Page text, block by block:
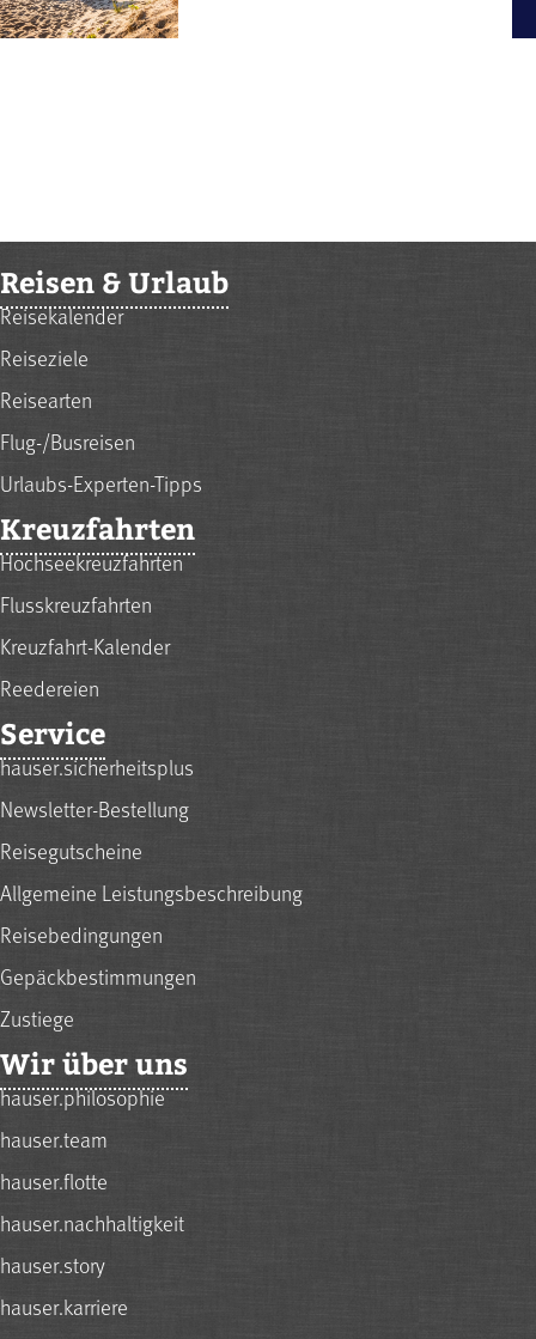
Reisen & Urlaub
Reisekalender
Reiseziele
Reisearten
Flug-/Busreisen
Urlaubs-Experten-Tipps
Kreuzfahrten
Hochseekreuzfahrten
Flusskreuzfahrten
Kreuzfahrt-Kalender
Reedereien
Service
hauser.sicherheitsplus
Newsletter-Bestellung
Reisegutscheine
Allgemeine Leistungsbeschreibung
Reisebedingungen
Gepäckbestimmungen
Zustiege
Wir über uns
hauser.philosophie
hauser.team
hauser.flotte
hauser.nachhaltigkeit
hauser.story
hauser.karriere